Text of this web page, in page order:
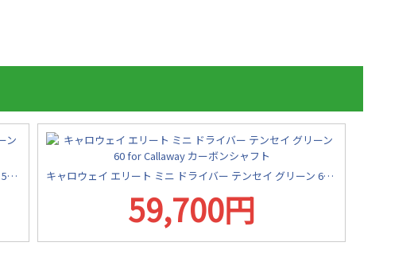
キャロウェイ エリート ミニ ドライバー ベンタス グリーン 50 for Callaway カーボンシャフト キャロウェイ エリート ミニ ドライバー テンセイ グリーン 60 for Callaway カーボンシャフト
59,700円